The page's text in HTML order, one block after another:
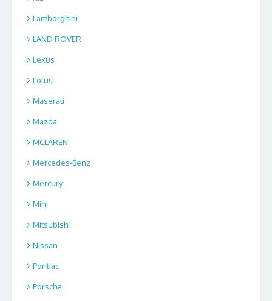
Lamborghini
LAND ROVER
Lexus
Lotus
Maserati
Mazda
MCLAREN
Mercedes-Benz
Mercury
Mini
Mitsubishi
Nissan
Pontiac
Porsche